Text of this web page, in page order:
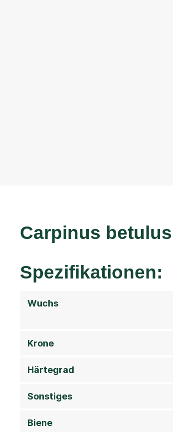
Carpinus
Spezifikationen:
Wuchs
Krone
Härtegrad
Sonstiges
Biene